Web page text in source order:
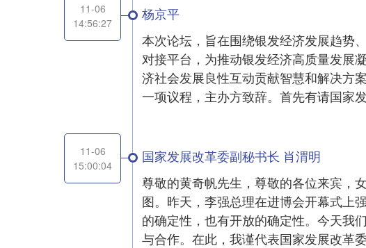
11-06
14:56:27
杨京平
本次论坛，旨在围绕银发经济发展趋势
对接平台，为推动银发经济高质量发展
济社会发展良性互动贡献智慧和解决方
一项议程，主办方致辞。首先有请国家
11-06
15:00:04
国家发展改革委副秘书长 肖渭明
尊敬的黄奇帆先生，尊敬的各位来宾，
图。昨天，李强总理在进博会开幕式上
的确定性，也有开放的确定性。今天我
与合作。在此，我谨代表国家发展改革